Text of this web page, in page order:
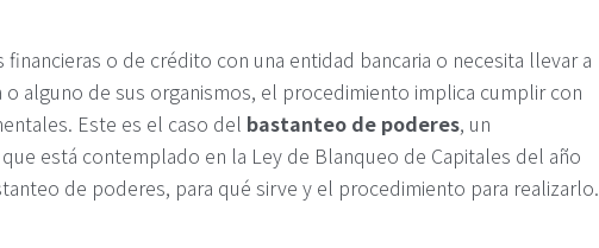
o de crédito con una entidad bancaria o necesita llevar a
alguno de sus organismos, el procedimiento implica cumplir con
Este es el caso del bastanteo de poderes, un
está contemplado en la Ley de Blanqueo de Capitales del año
de poderes, para qué sirve y el procedimiento para realizarlo.